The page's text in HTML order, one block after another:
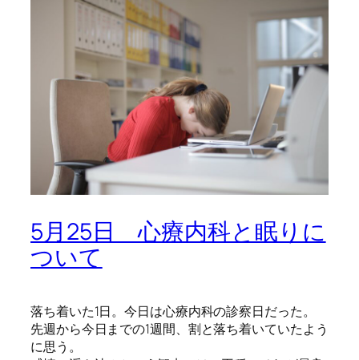
5月25日 心療内科と眠りに
ついて
落ち着いた1日。今日は心療内科の診察日だった。
先週から今日までの1週間、割と落ち着いていたよう
に思う。